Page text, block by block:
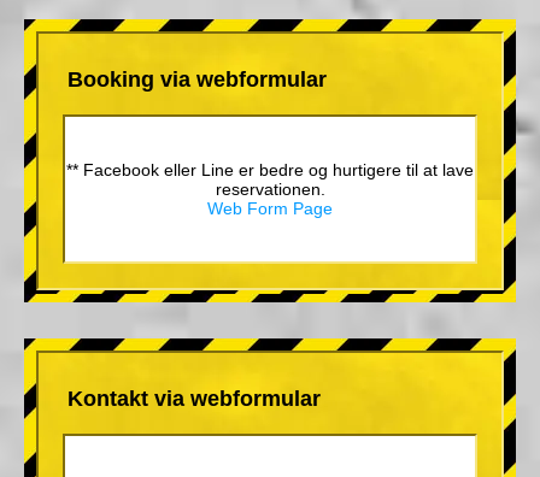
Booking via webformular
** Facebook eller Line er bedre og hurtigere til at lave
reservationen.
Web Form Page
Kontakt via webformular